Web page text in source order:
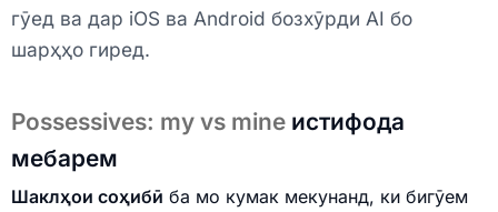
гӯед ва дар iOS ва Android бозхӯрди AI бо
шарҳҳо гиред.
Possessives: my vs mine истифода
мебарем
Шаклҳои соҳибӣ ба мо кумак мекунанд, ки бигӯем